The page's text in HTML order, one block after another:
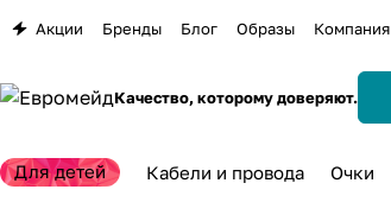
Акции Бренды Блог Образы Компания
Качество, которому доверяют.
Для детей Кабели и провода Очки